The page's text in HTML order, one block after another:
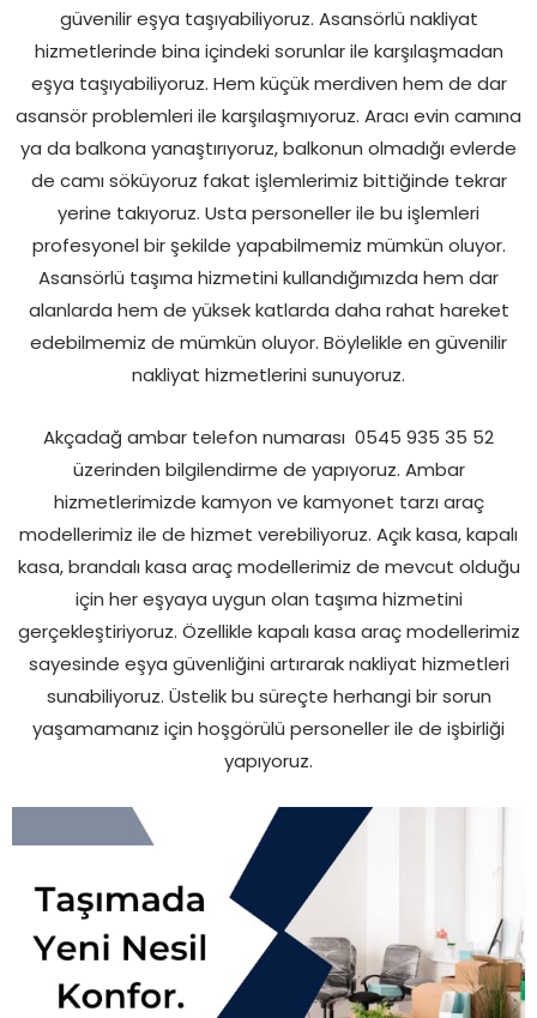
güvenilir eşya taşıyabiliyoruz. Asansörlü nakliyat
hizmetlerinde bina içindeki sorunlar ile karşılaşmadan
eşya taşıyabiliyoruz. Hem küçük merdiven hem de dar
asansör problemleri ile karşılaşmıyoruz. Aracı evin camına
ya da balkona yanaştırıyoruz, balkonun olmadığı evlerde
de camı söküyoruz fakat işlemlerimiz bittiğinde tekrar
yerine takıyoruz. Usta personeller ile bu işlemleri
profesyonel bir şekilde yapabilmemiz mümkün oluyor.
Asansörlü taşıma hizmetini kullandığımızda hem dar
alanlarda hem de yüksek katlarda daha rahat hareket
edebilmemiz de mümkün oluyor. Böylelikle en güvenilir
nakliyat hizmetlerini sunuyoruz.
Akçadağ ambar telefon numarası 0545 935 35 52
üzerinden bilgilendirme de yapıyoruz. Ambar
hizmetlerimizde kamyon ve kamyonet tarzı araç
modellerimiz ile de hizmet verebiliyoruz. Açık kasa, kapalı
kasa, brandalı kasa araç modellerimiz de mevcut olduğu
için her eşyaya uygun olan taşıma hizmetini
gerçekleştiriyoruz. Özellikle kapalı kasa araç modellerimiz
sayesinde eşya güvenliğini artırarak nakliyat hizmetleri
sunabiliyoruz. Üstelik bu süreçte herhangi bir sorun
yaşamamanız için hoşgörülü personeller ile de işbirliği
yapıyoruz.